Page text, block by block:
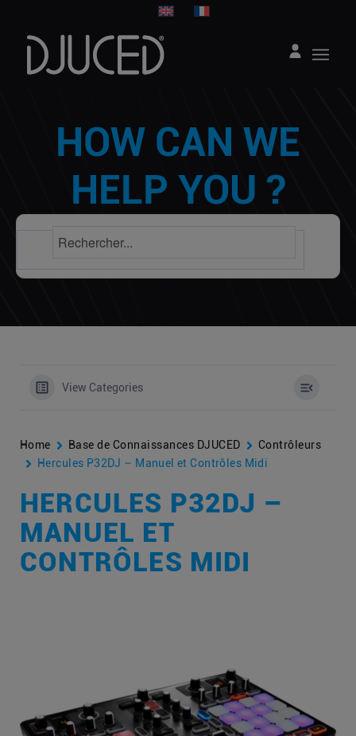
HOW CAN WE
HELP YOU ?
View Categories
Home Base de Connaissances DJUCED
Contrôleurs
Hercules P32DJ – Manuel et Contrôles Midi
HERCULES P32DJ –
MANUEL ET
CONTRÔLES MIDI